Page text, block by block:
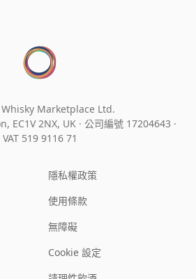
Marketplace Ltd.
EC1V 2NX, UK · 公司編號 17204643 ·
VAT 519 9116 71
隱私權政策
使用條款
無障礙
Cookie 設定